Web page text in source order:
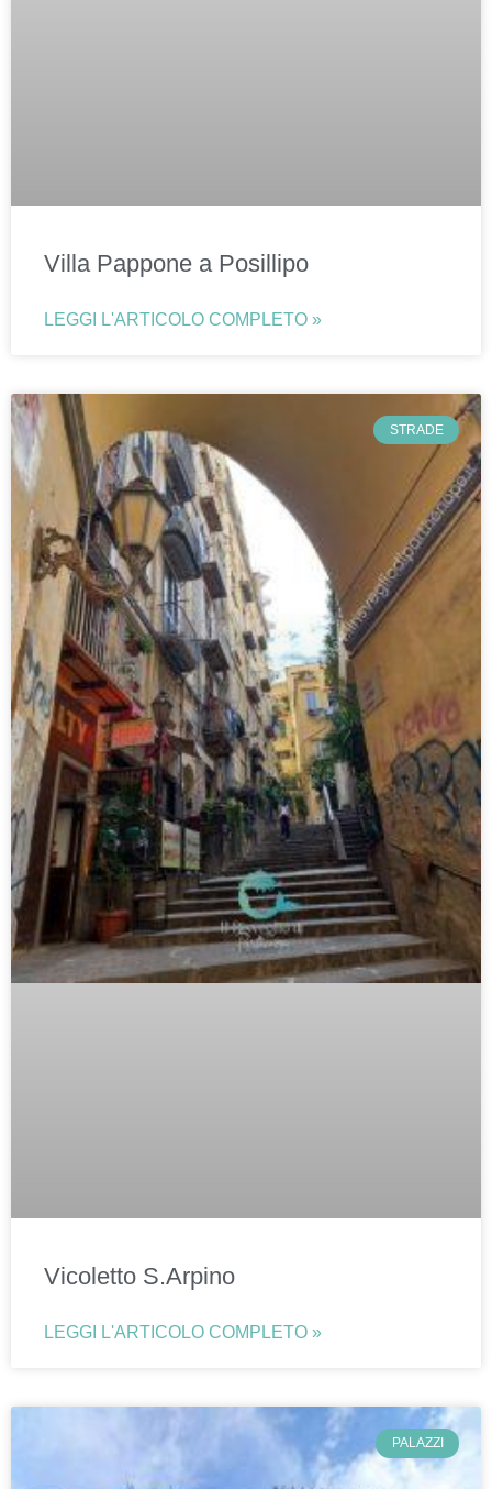
Villa Pappone a Posillipo
LEGGI L'ARTICOLO COMPLETO »
STRADE
Vicoletto S.Arpino
LEGGI L'ARTICOLO COMPLETO »
PALAZZI